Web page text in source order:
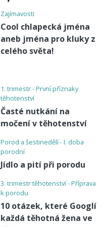
Zajímavosti
Cool chlapecká jména
aneb jména pro kluky z
celého světa!
1. trimestr - První příznaky
těhotenství
Časté nutkání na
močení v těhotenství
Porod a šestinedělí - I. doba
porodní
Jídlo a pití při porodu
3. trimestr těhotenství - Příprava
k porodu
10 otázek, které Googlí
každá těhotná žena ve